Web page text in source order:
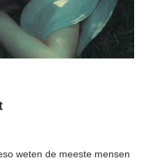
weten de meeste mensen